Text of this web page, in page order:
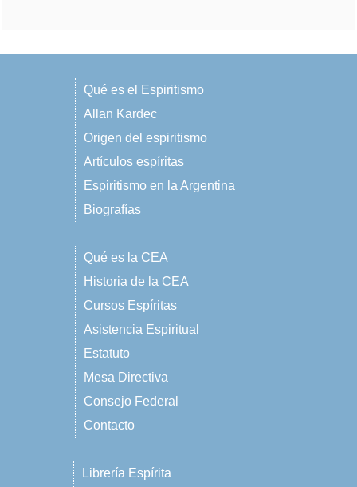
Qué es el Espiritismo
Allan Kardec
Origen del espiritismo
Artículos espíritas
Espiritismo en la Argentina
Biografías
Qué es la CEA
Historia de la CEA
Cursos Espíritas
Asistencia Espiritual
Estatuto
Mesa Directiva
Consejo Federal
Contacto
Librería Espírita